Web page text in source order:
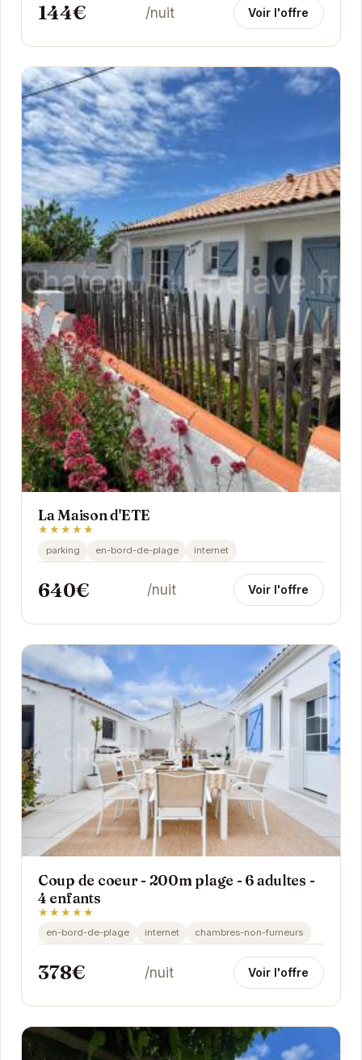
144€ /nuit Voir l'offre
La Maison d'ETE
★★★★★
parking en-bord-de-plage internet
640€ /nuit Voir l'offre
Coup de coeur - 200m plage - 6 adultes -
4 enfants
★★★★★
en-bord-de-plage internet chambres-non-fumeurs
378€ /nuit Voir l'offre